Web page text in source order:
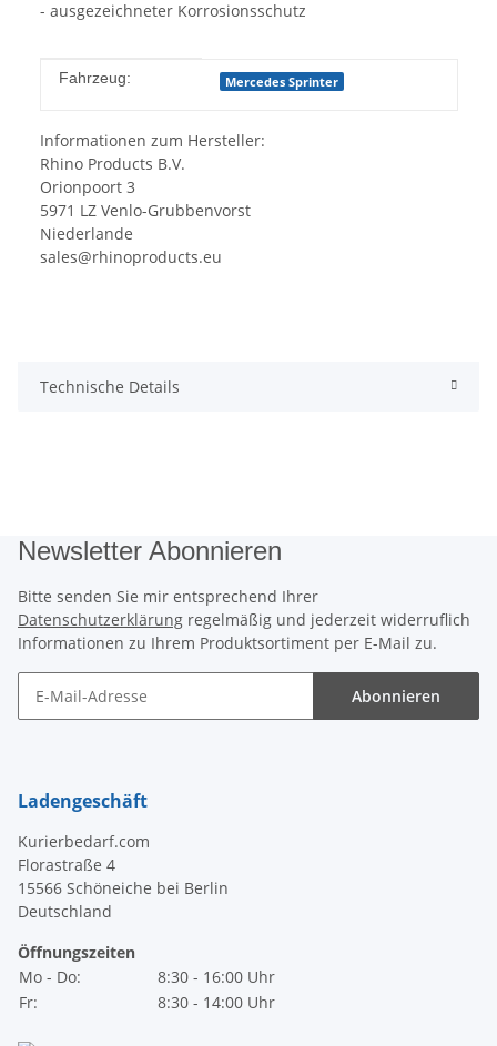
- ausgezeichneter Korrosionsschutz
Produkteigenschaft
Wert
Fahrzeug: Mercedes Sprinter
Informationen zum Hersteller:
Rhino Products B.V.
Orionpoort 3
5971 LZ Venlo-Grubbenvorst
Niederlande
sales@rhinoproducts.eu
Technische Details
Newsletter Abonnieren
Bitte senden Sie mir entsprechend Ihrer
Datenschutzerklärung regelmäßig und jederzeit widerruflich
Informationen zu Ihrem Produktsortiment per E-Mail zu.
Abonnieren
Ladengeschäft
Kurierbedarf.com
Florastraße 4
15566 Schöneiche bei Berlin
Deutschland
Öffnungszeiten
Mo - Do:
8:30 - 16:00 Uhr
Fr:
8:30 - 14:00 Uhr